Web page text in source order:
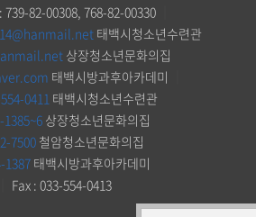
739-82-00308, 768-82-00330
태백시청소년수련관
상장청소년문화의집
태백시방과후아카데미
0411 태백시청소년수련관
상장청소년문화의집
7500 철암청소년문화의집
1387태백시방과후아카데미
Fax : 033-554-0413